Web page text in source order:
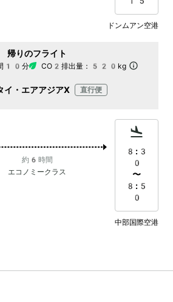
ドンムアン空港
帰りのフライト
10分 CO2排出量： 520kg
イ・エアアジアX 直行便
約6時間
エコノミークラス
8:3
0
〜
8:5
0
中部国際空港